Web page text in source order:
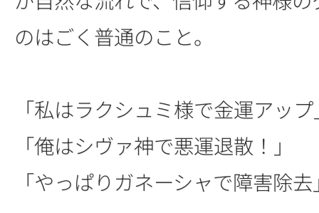
のはごく普通のこと。
「私はラクシュミ様で金運アッ
「俺はシヴァ神で悪運退散！」
「やっぱりガネーシャで障害除